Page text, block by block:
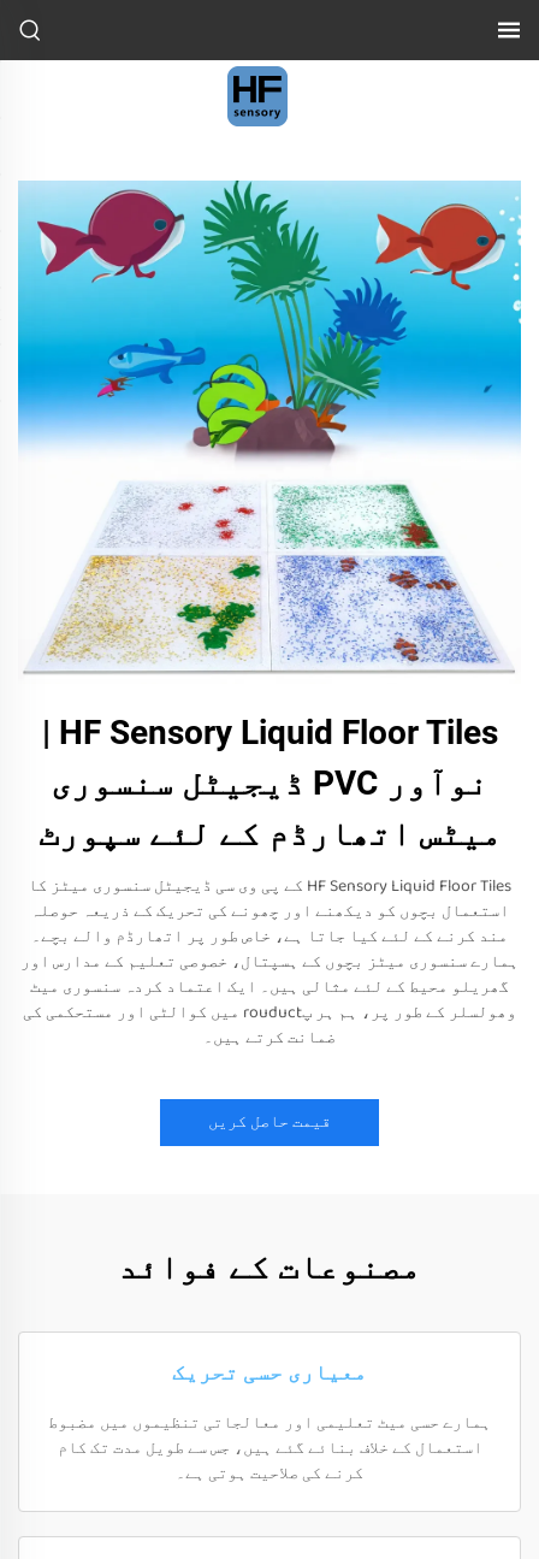
HF Sensory Liquid Floor Tiles |
نوآور PVC ڈیجیٹل سنسوری
میٹس اتھارڈم کے لئے سپورٹ
HF Sensory Liquid Floor Tiles کے پی وی سی ڈیجیٹل سنسوری میٹز کا
استعمال بچوں کو دیکھنے اور چھونے کی تحریک کے ذریعہ حوصلہ
مند کرنے کے لئے کیا جاتا ہے، خاص طور پر اتھارڈم والے بچے۔
ہمارے سنسوری میٹز بچوں کے ہسپتال، خصوصی تعلیم کے مدارس اور
گھریلو محیط کے لئے مثالی ہیں۔ ایک اعتماد کردہ سنسوری میٹ
وھولسلر کے طور پر، ہم ہر پrouduct میں کوالٹی اور مستحکمی کی
ضمانت کرتے ہیں۔
قیمت حاصل کریں
مصنوعات کے فوائد
معیاری حسی تحریک
ہمارے حسی میٹ تعلیمی اور معالجاتی تنظیموں میں مضبوط
استعمال کے خلاف بنائے گئے ہیں، جس سے طویل مدت تک کام
کرنے کی صلاحیت ہوتی ہے۔